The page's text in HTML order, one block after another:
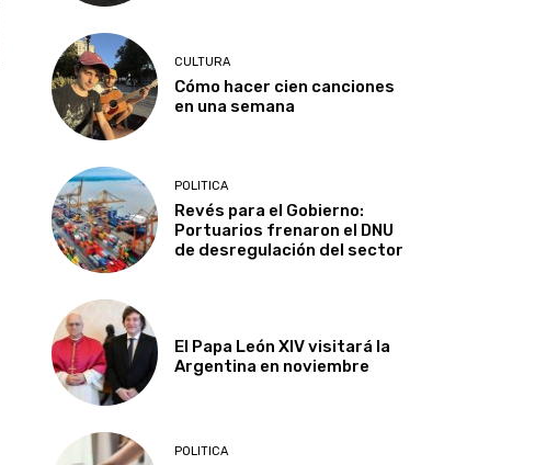
CULTURA
Cómo hacer cien canciones
en una semana
POLITICA
Revés para el Gobierno:
Portuarios frenaron el DNU
de desregulación del sector
El Papa León XIV visitará la
Argentina en noviembre
POLITICA